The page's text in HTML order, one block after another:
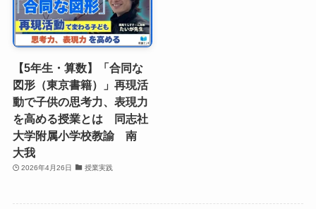
【5年生・算数】「合同な
図形（東京書籍）」再現活
動で子供の思考力、表現力
を高める授業とは 同志社
大学附属小学校教諭 南
大我
2026年4月26日 授業実践